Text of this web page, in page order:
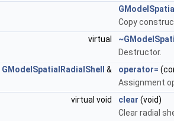
Copy
virtual
Destructor.
GModelSpatialRadialShell & operator=
Assignment
virtual void
clear (void)
Clear radial